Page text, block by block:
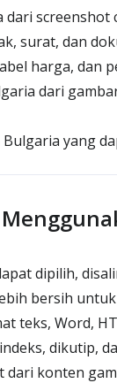
screenshot
surat, dan
harga, dan
dari
yang
dipilih,
bersih
teks, Word,
dikutip,
dari konten